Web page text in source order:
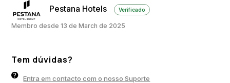
Pestana Hotels Verificado
Membro desde 13 de March de 2025
Tem dúvidas?
Entra em contacto com o nosso Suporte